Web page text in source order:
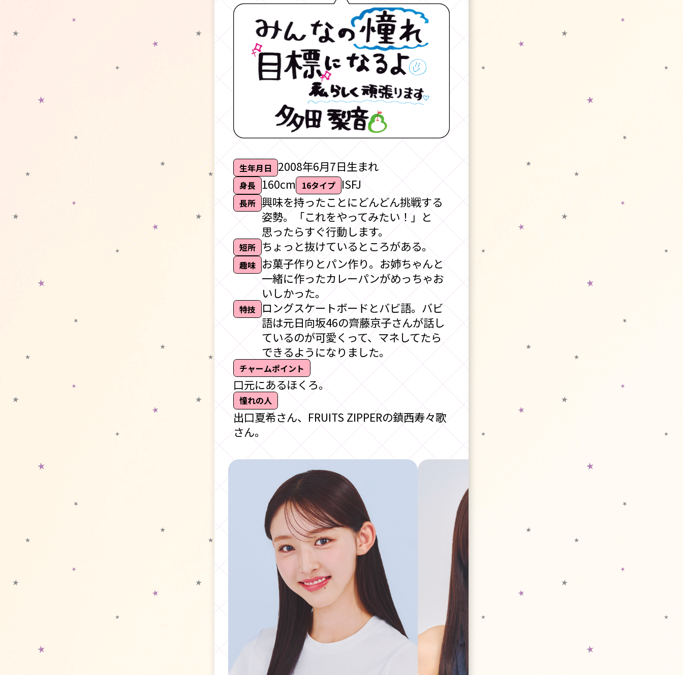
生年月日 2008年6月7日生まれ
身長 160cm 16タイプ ISFJ
長所 興味を持ったことにどんどん挑戦する
姿勢。「これをやってみたい！」と
思ったらすぐ行動します。
短所 ちょっと抜けているところがある。
趣味 お菓子作りとパン作り。お姉ちゃんと
一緒に作ったカレーパンがめっちゃお
いしかった。
特技
ロングスケートボードとバビ語。バビ
語は元日向坂46の齊藤京子さんが話し
ているのが可愛くって、マネしてたら
できるようになりました。
チャームポイント
口元にあるほくろ。
憧れの人
出口夏希さん、FRUITS ZIPPERの鎮西寿々歌
さん。